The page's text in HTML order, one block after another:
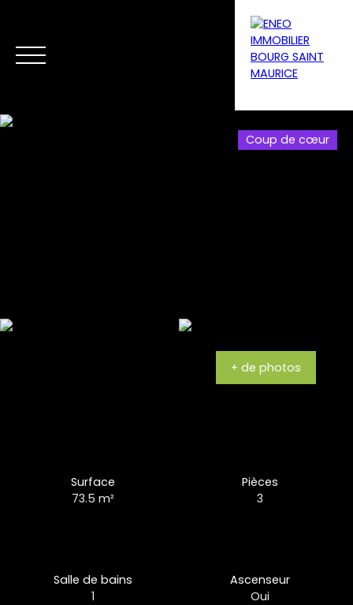
Coup de cœur
+ de photos
Surface
73.5m²
Pièces
3
Salle de bains
1
Ascenseur
Oui